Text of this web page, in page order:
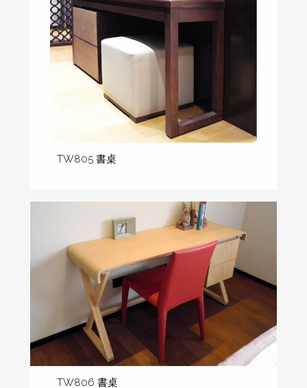
TW805 書桌
TW806 書桌